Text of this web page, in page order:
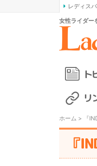
レディス
女性ライダー
ト
リ
ホーム > 『
『